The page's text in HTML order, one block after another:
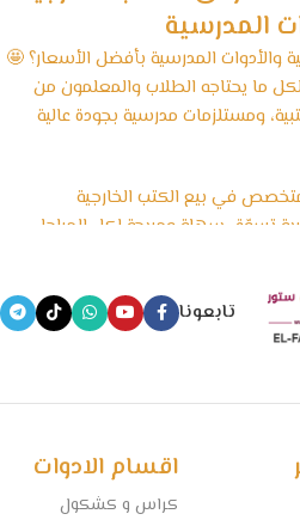
المدرسية
المدرسية بأفضل الأسعار؟ 🤩
ما يحتاجه الطلاب والمعلمون من
ومستلزمات مدرسية بجودة عالية
في بيع الكتب الخارجية
تسوّق سهلة ومريحة لكل المراحل
منتجات تعليمية موثوقة ومصادر
تابعونا
اقسام الادوات
كراس و كشكول